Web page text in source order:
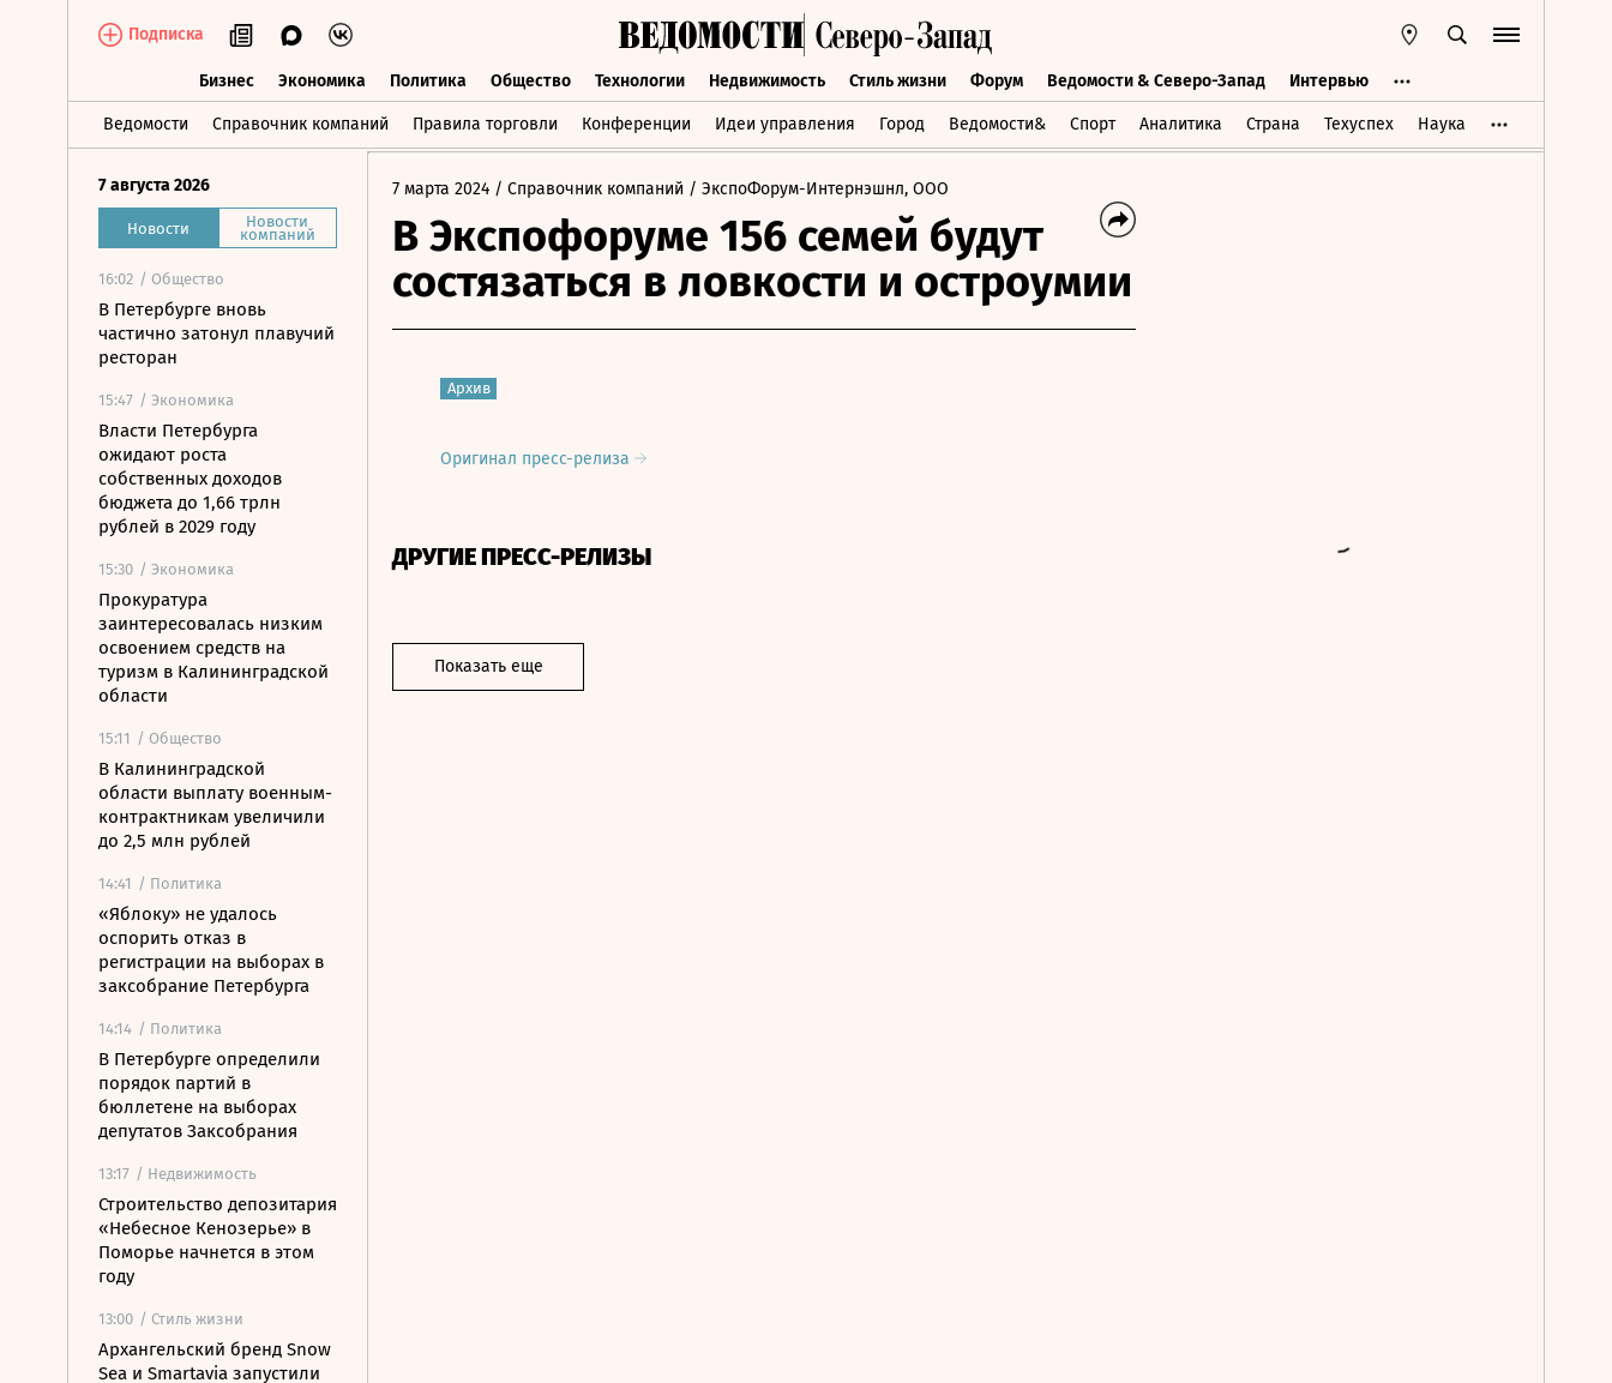
Подписка
Бизнес Экономика Политика Общество Технологии Недвижимость Стиль жизни Форум Ведомости & Северо-Запад Интервью
Ведомости Справочник компаний Правила торговли Конференции Идеи управления Город Ведомости& Спорт Аналитика Страна Техуспех Наука
Бизнес Экономика Политика Общество Технологии Недвижимость Стиль жизни Форум Ведомости & Северо-Запад Интервью
7 августа 2026
Новости Новости
компаний
16:02 / Общество
В Петербурге вновь
частично затонул плавучий
ресторан
15:47 / Экономика
Власти Петербурга
ожидают роста
собственных доходов
бюджета до 1,66 трлн
рублей в 2029 году
15:30 / Экономика
Прокуратура
заинтересовалась низким
освоением средств на
туризм в Калининградской
области
15:11 / Общество
В Калининградской
области выплату военным-
контрактникам увеличили
до 2,5 млн рублей
14:41 / Политика
«Яблоку» не удалось
оспорить отказ в
регистрации на выборах в
заксобрание Петербурга
14:14 / Политика
В Петербурге определили
порядок партий в
бюллетене на выборах
депутатов Заксобрания
13:17 / Недвижимость
Строительство депозитария
«Небесное Кенозерье» в
Поморье начнется в этом
году
13:00 / Стиль жизни
Архангельский бренд Snow
Sea и Smartavia запустили
7 марта 2024 / Справочник компаний / ЭкспоФорум-Интернэшнл, ООО
В Экспофоруме 156 семей будут
состязаться в ловкости и остроумии
Архив
Оригинал пресс-релиза
ДРУГИЕ ПРЕСС-РЕЛИЗЫ
Показать еще